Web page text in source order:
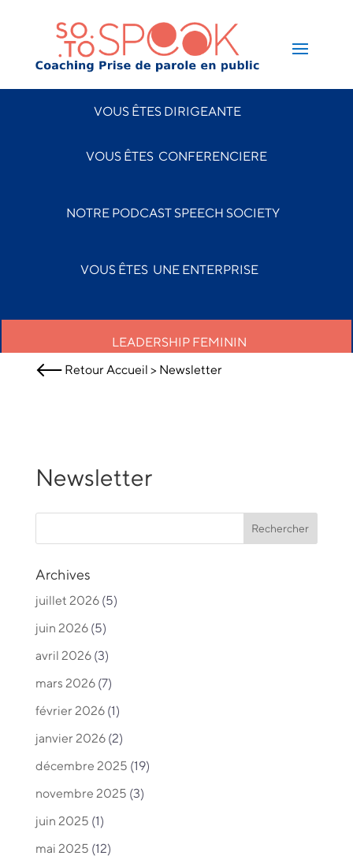
VOUS ÊTES DIRIGEANTE
VOUS ÊTES CONFERENCIERE
NOTRE PODCAST SPEECH SOCIETY
VOUS ÊTES UNE ENTERPRISE
LEADERSHIP FEMININ
RetourAccueil > Newsletter
Newsletter
Archives
juillet 2026(5)
juin 2026(5)
avril 2026(3)
mars 2026(7)
février 2026(1)
janvier 2026(2)
décembre 2025 (19)
novembre 2025 (3)
juin 2025 (1)
mai 2025 (12)